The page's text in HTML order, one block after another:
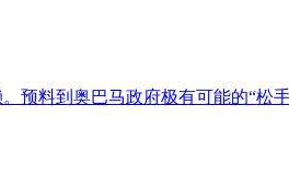
预料到奥巴马政府极有可能的“松